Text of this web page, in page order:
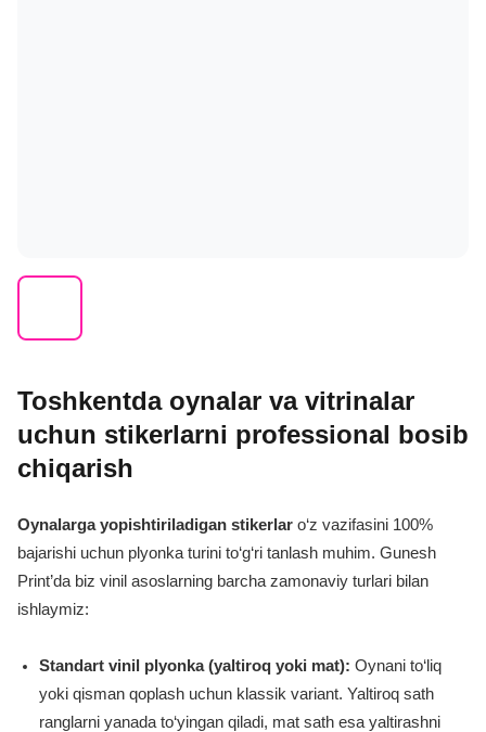
Toshkentda oynalar va vitrinalar
uchun stikerlarni professional bosib
chiqarish
Oynalarga yopishtiriladigan stikerlar o‘z vazifasini 100%
bajarishi uchun plyonka turini to‘g‘ri tanlash muhim. Gunesh
Print’da biz vinil asoslarning barcha zamonaviy turlari bilan
ishlaymiz:
Standart vinil plyonka (yaltiroq yoki mat): Oynani to‘liq
yoki qisman qoplash uchun klassik variant. Yaltiroq sath
ranglarni yanada to‘yingan qiladi, mat sath esa yaltirashni